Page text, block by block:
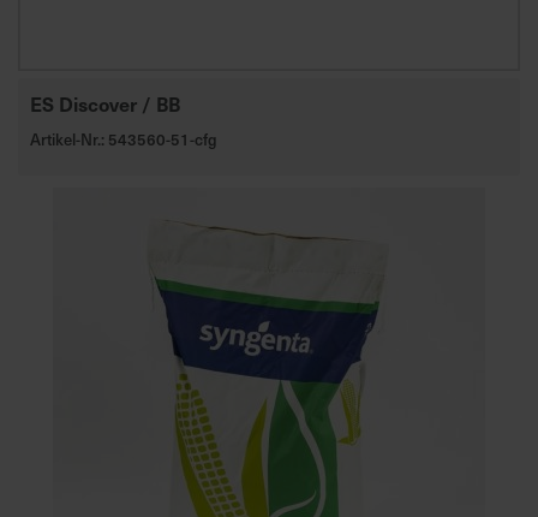
ES Discover / BB
Artikel-Nr.: 543560-51-cfg